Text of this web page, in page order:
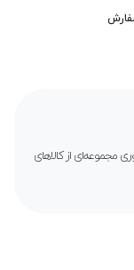
مجموعه‌ای از کالاهای